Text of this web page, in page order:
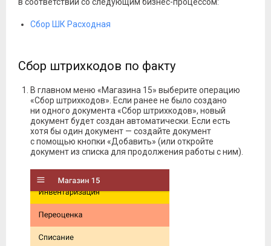
Сбор ШК Расходная
Сбор штрихкодов по факту
В главном меню «Магазина 15» выберите операцию
«Сбор штрихкодов». Если ранее не было создано
ни одного документа «Сбор штрихкодов», новый
документ будет создан автоматически. Если есть
хотя бы один документ — создайте документ
с помощью кнопки «Добавить» (или откройте
документ из списка для продолжения работы с ним).